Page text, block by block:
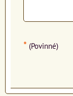
* (Povinné)